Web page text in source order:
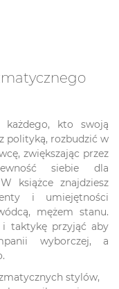
kto swoją
polityką, rozbudzić w
zwiększając przez
siebie dla
książce znajdziesz
i umiejętności
mężem stanu.
i taktykę przyjąć aby
wyborczej, a
stylów,